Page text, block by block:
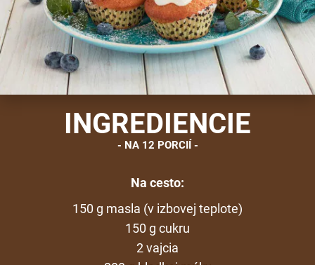
INGREDIENCIE
NA 12 PORCIÍ
Na cesto:
150 g masla (v izbovej teplote)
150 g cukru
2 vajcia